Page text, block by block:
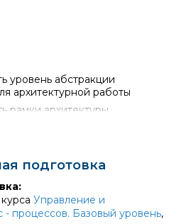
теоретическую и
таким образом, слушатель
навыки, понимание
рассматриваются c
моделирования Archimate, а
языке моделирования
к использованию без
смогут применить свои знания
архитектуры
уровень абстракции
архитектурной работы
рамки архитектуры
выбор нотации между UML и
основных способов
качества модели
архитектуры
в нотации Archimate
подготовка
Управление и
процессов. Базовый уровень,